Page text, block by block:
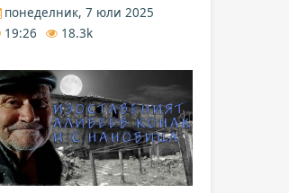
понеделник, 7 юли 2025
19:26
18.3k